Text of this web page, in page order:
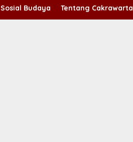
Sosial Budaya Tentang Cakrawarta